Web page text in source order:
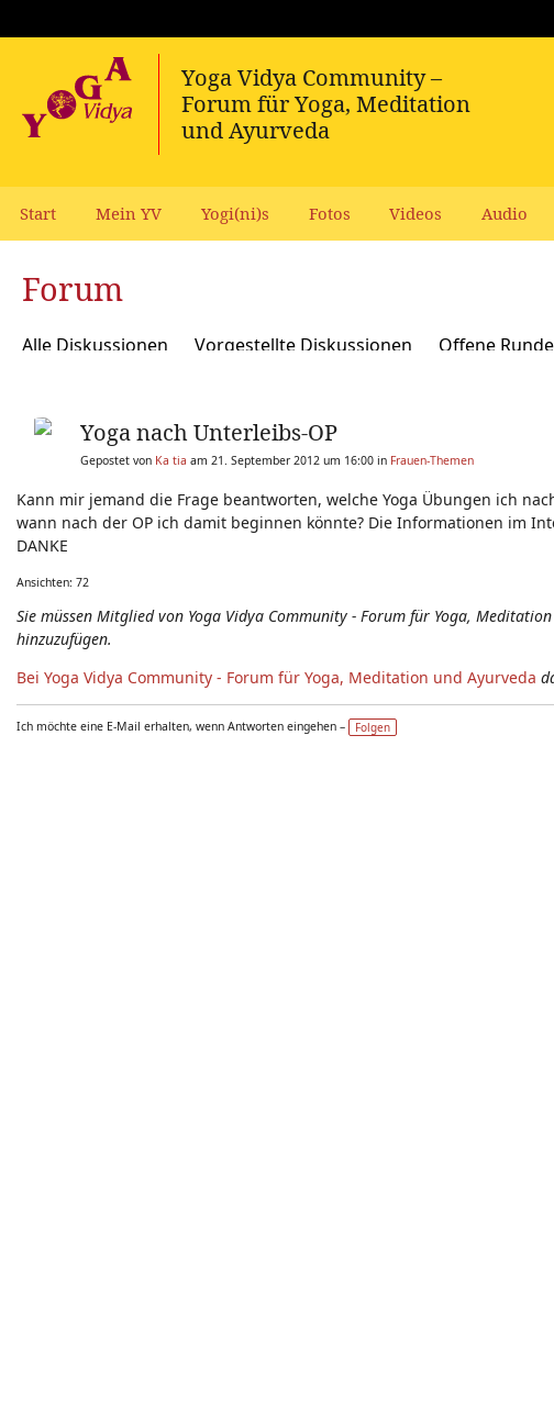
Start Mein YV Yogi(ni)s Fotos Videos Audio
Forum
Alle Diskussionen Vorgestellte Diskussionen Offene Runde
Yoga Psychologie und Psychologische Yogatherapie
Neuigkeiten - Feedback - Anregungen zum Yoga-Forum
Yoga nach Unterleibs-OP
Gepostet von Ka tia am 21. September 2012 um 16:00 in Frauen-Themen
Kann mir jemand die Frage beantworten, welche Yoga Übungen ich
wann nach der OP ich damit beginnen könnte? Die Informationen im
DANKE
Ansichten: 72
Sie müssen Mitglied von Yoga Vidya Community - Forum für Yoga,
hinzuzufügen.
Bei Yoga Vidya Community - Forum für Yoga, Meditation und Ayurveda
Ich möchte eine E-Mail erhalten, wenn Antworten eingehen – Folgen